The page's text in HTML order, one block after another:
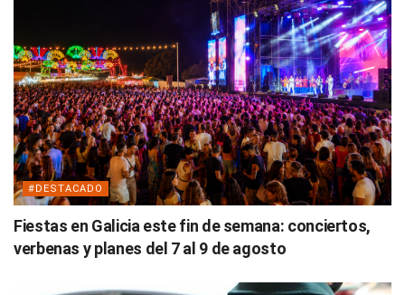
#DESTACADO
Fiestas en Galicia este fin de semana: conciertos,
verbenas y planes del 7 al 9 de agosto